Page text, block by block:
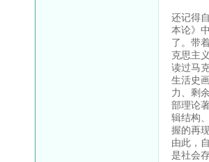
还记得
本论》
了。带
克思主
读过马
生活史
力、剩
部理论
辑结构
握的再现
由此，
是社会